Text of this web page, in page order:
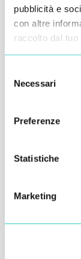
pubblicità e
con altre
raccolto dal
delNecessari
Preferenze
Statistiche
Marketing
trattamento